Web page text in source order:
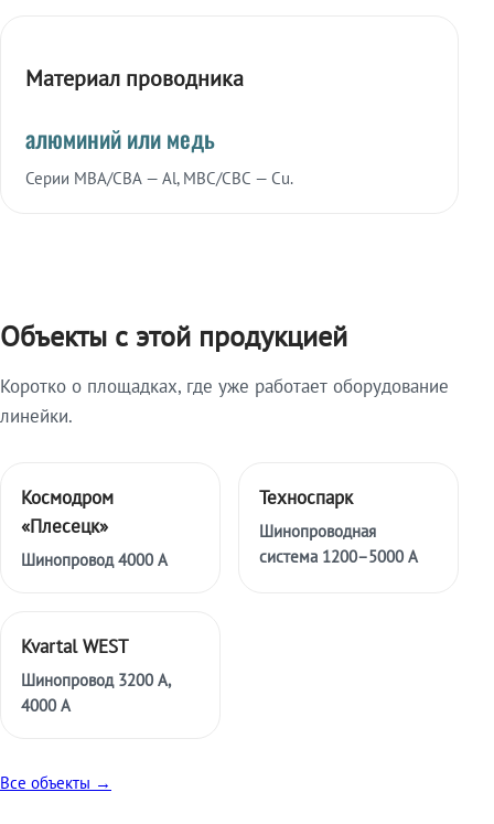
Материал проводника
алюминий или медь
Серии МВА/СВА — Al, МВС/СВС — Cu.
Объекты с этой продукцией
Коротко о площадках, где уже работает оборудование
линейки.
Космодром
«Плесецк»
Шинопровод 4000 А
Техноспарк
Шинопроводная
система 1200–5000 А
Kvartal WEST
Шинопровод 3200 А,
4000 А
Все объекты →